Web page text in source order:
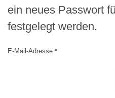
ein neues Passwort
festgelegt werden.
E-Mail-Adresse *